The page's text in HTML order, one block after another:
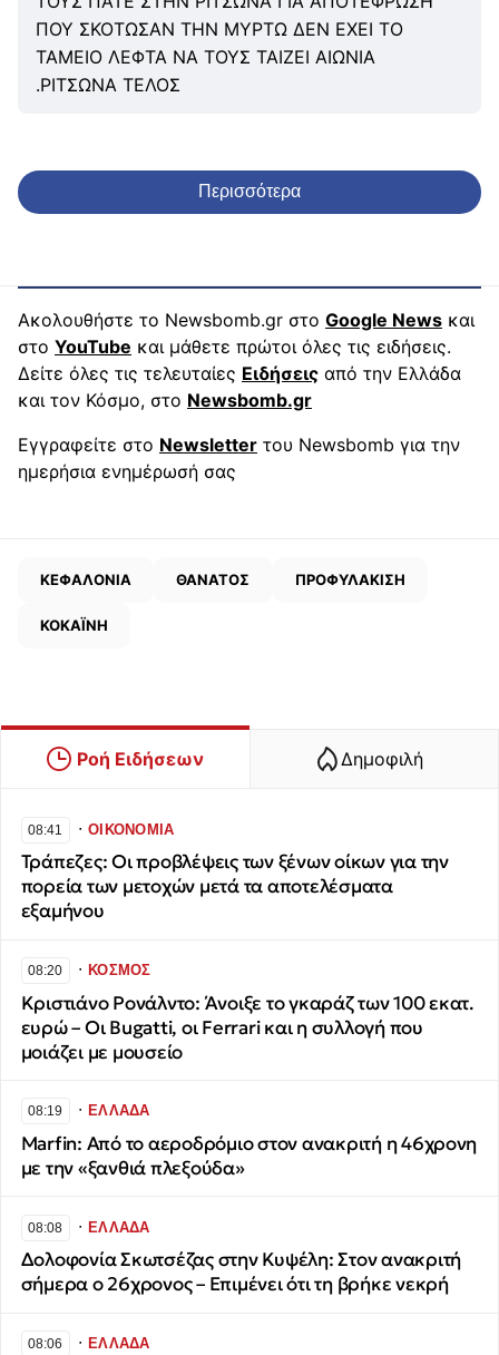
ΠΟΥ ΣΚΟΤΩΣΑΝ ΤΗΝ ΜΥΡΤΩ ΔΕΝ ΕΧΕΙ ΤΟ
ΤΑΜΕΙΟ ΛΕΦΤΑ ΝΑ ΤΟΥΣ ΤΑΙΖΕΙ ΑΙΩΝΙΑ
.ΡΙΤΣΩΝΑ ΤΕΛΟΣ
Περισσότερα
Ακολουθήστε το Newsbomb.gr στο Google News και
στο YouTube και μάθετε πρώτοι όλες τις ειδήσεις.
Δείτε όλες τις τελευταίες Ειδήσεις από την Ελλάδα
και τον Κόσμο, στο Newsbomb.gr
Εγγραφείτε στο Newsletter του Newsbomb για την
ημερήσια ενημέρωσή σας
ΚΕΦΑΛΟΝΙΑ ΘΑΝΑΤΟΣ ΠΡΟΦΥΛΑΚΙΣΗ
ΚΟΚΑΪΝΗ
Ροή Ειδήσεων Δημοφιλή
08:41 ∙ΟΙΚΟΝΟΜΙΑ
Τράπεζες: Οι προβλέψεις των ξένων οίκων για την
πορεία των μετοχών μετά τα αποτελέσματα
εξαμήνου
08:20 ∙ΚΟΣΜΟΣ
Κριστιάνο Ρονάλντο: Άνοιξε το γκαράζ των 100 εκατ.
ευρώ – Οι Bugatti, οι Ferrari και η συλλογή που
μοιάζει με μουσείο
08:19 ∙ΕΛΛΑΔΑ
Marfin: Από το αεροδρόμιο στον ανακριτή η 46χρονη
με την «ξανθιά πλεξούδα»
08:08 ∙ΕΛΛΑΔΑ
Δολοφονία Σκωτσέζας στην Κυψέλη: Στον ανακριτή
σήμερα ο 26χρονος – Επιμένει ότι τη βρήκε νεκρή
08:06 ∙ΕΛΛΑΔΑ